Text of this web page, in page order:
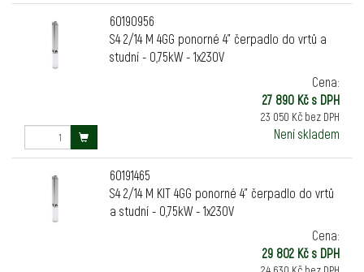
60190956
S4 2/14 M 4GG ponorné 4" čerpadlo do vrtů a
studní - 0,75kW - 1x230V
Cena:
27 890 Kč s DPH
23 050 Kč bez DPH
Není skladem
60191465
S4 2/14 M KIT 4GG ponorné 4" čerpadlo do vrtů
a studní - 0,75kW - 1x230V
Cena:
29 802 Kč s DPH